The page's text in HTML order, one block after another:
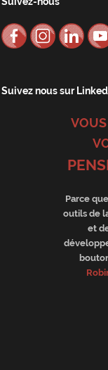
Suivez nous sur
Parce
outils de
et